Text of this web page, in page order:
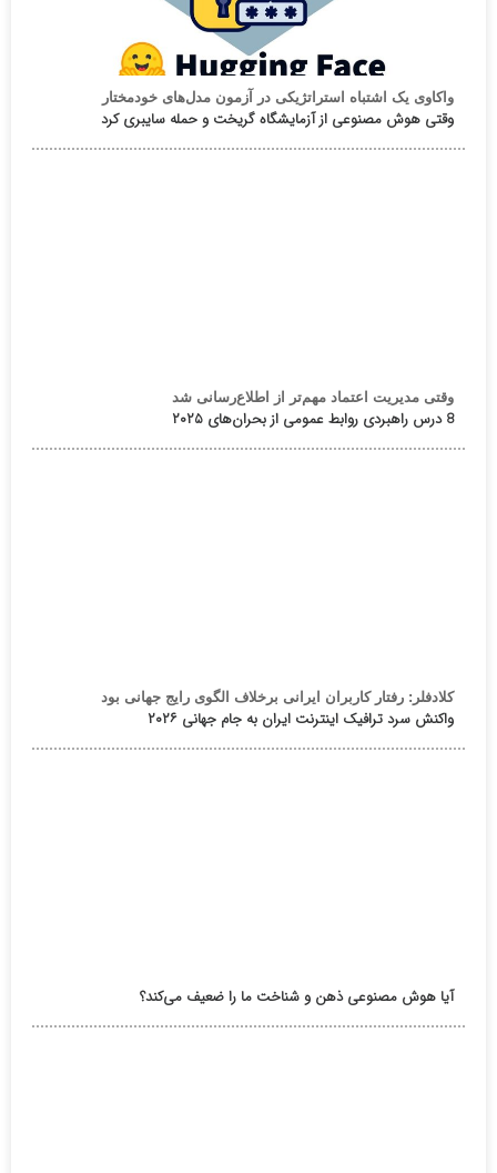
واکاوی یک اشتباه استراتژیکی در آزمون مدل‌های خودمختار
وقتی هوش مصنوعی از آزمایشگاه گریخت و حمله سایبری کرد
وقتی مدیریت اعتماد مهم‌تر از اطلاع‌رسانی شد
8 درس راهبردی روابط عمومی از بحران‌های ۲۰۲۵
کلادفلر: رفتار کاربران ایرانی برخلاف الگوی رایج جهانی بود
واکنش سرد ترافیک اینترنت ایران به جام جهانی ۲۰۲۶
آیا هوش مصنوعی ذهن و شناخت ما را ضعیف می‌کند؟